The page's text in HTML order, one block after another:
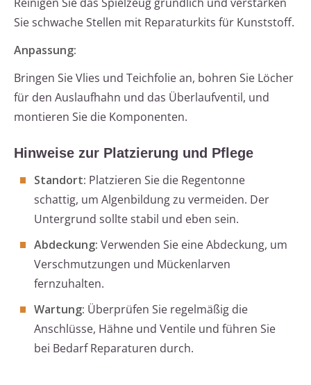
Sie schwache Stellen mit Reparaturkits für Kunststoff.
Anpassung:
Bringen Sie Vlies und Teichfolie an, bohren Sie Löcher
für den Auslaufhahn und das Überlaufventil, und
montieren Sie die Komponenten.
Hinweise zur Platzierung und Pflege
Standort: Platzieren Sie die Regentonne
schattig, um Algenbildung zu vermeiden. Der
Untergrund sollte stabil und eben sein.
Abdeckung: Verwenden Sie eine Abdeckung, um
Verschmutzungen und Mückenlarven
fernzuhalten.
Wartung: Überprüfen Sie regelmäßig die
Anschlüsse, Hähne und Ventile und führen Sie
bei Bedarf Reparaturen durch.